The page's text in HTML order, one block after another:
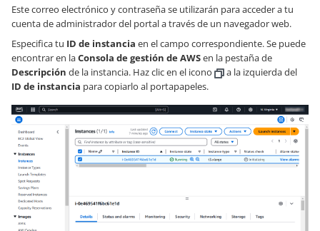
Este correo electrónico y contraseña se utilizarán para acceder a tu
cuenta de administrador del portal a través de un navegador web.
Especifica tu ID de instancia en el campo correspondiente. Se puede
encontrar en laConsola de gestión de AWSen la pestaña de
Descripción de la instancia. Haz clic en el icono
a la izquierda del
ID de instancia para copiarlo al portapapeles.